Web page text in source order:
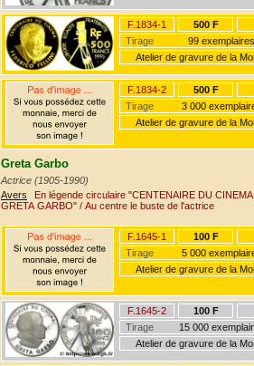
F.1834-1 500 F
Tirage
99 exemplaires
Atelier de gravure de la
F.1834-2 500 F
Tirage
3 000
Atelier de gravure de la
Greta Garbo
Actrice (1905-1990)
Avers
En légende circulaire "CENTENAIRE DU CINEMA
GRETA GARBO" / Au centre le buste de l'actrice
F.1645-1
100 F
Tirage
5 000
Atelier de gravure de la
F.1645-2 100 F
Tirage
15 000
Atelier de gravure de la